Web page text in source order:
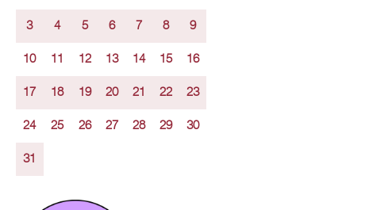
3 4 5 6 7 8 9
10 11 12 13 14 15 16
17 18 19 20 21 22 23
24 25 26 27 28 29 30
31